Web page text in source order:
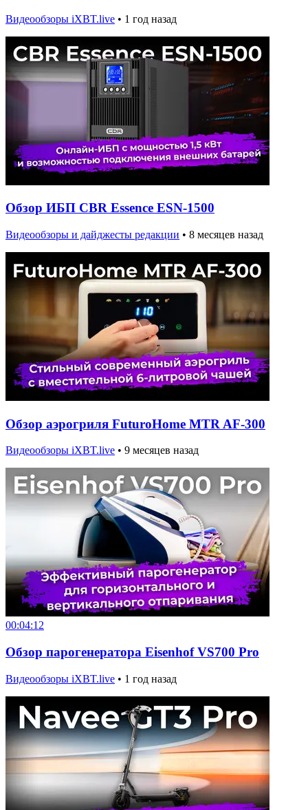
Видеообзоры iXBT.live • 1 год назад
Обзор ИБП CBR Essence ESN-1500
Видеообзоры и дайджесты редакции • 8 месяцев назад
Обзор аэрогриля FuturoHome MTR AF-300
Видеообзоры iXBT.live • 9 месяцев назад
00:04:12
Обзор парогенератора Eisenhof VS700 Pro
Видеообзоры iXBT.live • 1 год назад